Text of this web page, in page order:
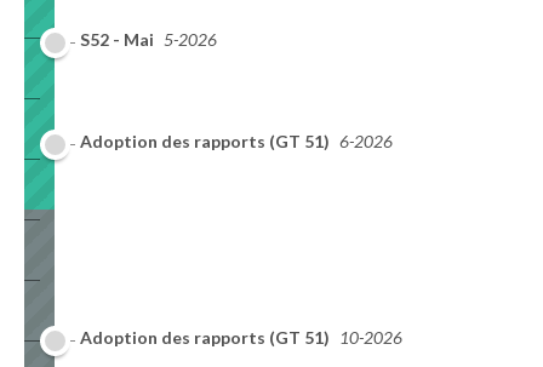
S52 - Mai 5-2026
Adoption des rapports (GT 51) 6-2026
Adoption des rapports (GT 51) 10-2026